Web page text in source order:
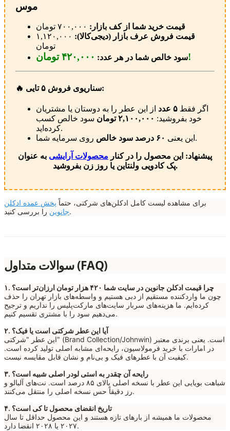
موس
قیمت خرید شما از کف بازار:
قیمت فروش عرف بازار (دیجی‌کالا): ۱,۱۲۰,۰۰۰
تومان
سود خالص شما در هر عدد:۴۲۰,۰۰۰ تومان!
🔥 سناریوی فروش ۵ تایی:
اگر فقط ۵ عدد
از این عطر را به دوستان یا مشتریان
خود بفروشید: ۲,۱۰۰,۰۰۰ تومان
سود خالص کسب
کرده‌اید.
این یعنی ۶۰ درصد سود خالص روی سرمایه شما.
پیشنهاد: این محصول را در کنار محصولات آرایشی به عنوان
پک کادویی ولنتاین یا روز زن بفروشید.
برای مشاهده لیست کامل ادکلن‌های شرکتی، حتماً پخش عمده ادکلن
جانوینرا بررسی کنید.
سوالات متداول (FAQ)
۱. چرا قیمت ادکلن جانوین در سایت شما ۴۲۰ هزار تومان ارزان‌تر است؟
چون ما واردکننده مستقیم از دبی هستیم و واسطه‌های بازار تهران را حذف
کرده‌ایم. ما هزینه‌های سربار سایت‌های مارکت‌پلیس را نداریم و ترجیح
می‌دهیم سود را با مشتری تقسیم کنیم.
۲. آیا این عطر شرکتی است یا فیک؟
این عطر "شرکتی" (Brand Collection/Johnwin) است. یعنی برندی معتبر
در امارات با خرید فرمولاسیون، رایحه‌ای مشابه اصلی تولید کرده است.
کیفیت آن با عطرهای فیک و بی‌نام و نشان قابل مقایسه نیست.
۳. رایحه آن چقدر به استی لودر اصلی شبیه است؟
شباهت بویایی این عطر با نسخه اصلی بالای ۸۵ درصد است. نت‌های آلبالو و
رز دقیقاً حس نسخه اصلی را منتقل می‌کنند.
۴. تاریخ انقضای محصول تا کی است؟
محصولات ما همیشه از بارهای تازه هستند و این محصول حداقل تا سال
۲۰۲۷ یا ۲۰۲۸ انقضا دارد.